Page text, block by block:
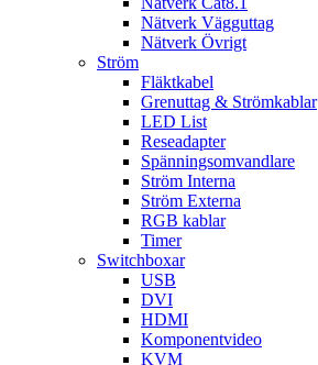
Nätverk Vägguttag
Nätverk Övrigt
Ström
Fläktkabel
Grenuttag & Strömkablar
LED List
Reseadapter
Spänningsomvandlare
Ström Interna
Ström Externa
RGB kablar
Timer
Switchboxar
USB
DVI
HDMI
Komponentvideo
KVM